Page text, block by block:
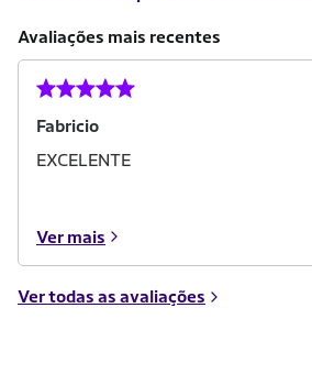
Avaliações mais recentes
Fabricio
EXCELENTE
Ver mais
Ver todas as avaliações